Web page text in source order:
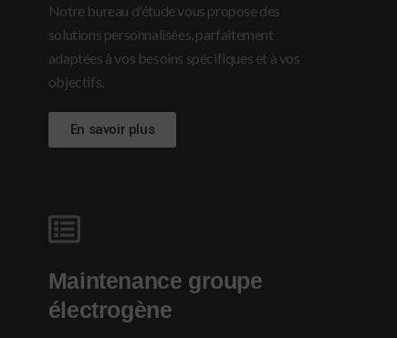
Notre bureau d'étude vous propose des
solutions personnalisées, parfaitement
adaptées à vos besoins spécifiques et à vos
objectifs.
En savoir plus
Maintenance groupe
électrogène